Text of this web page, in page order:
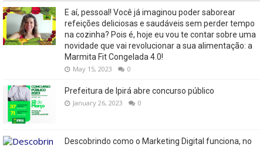
E aí, pessoal! Você já imaginou poder saborear
refeições deliciosas e saudáveis ​​sem perder tempo
na cozinha? Pois é, hoje eu vou te contar sobre uma
novidade que vai revolucionar a sua alimentação: a
Marmita Fit Congelada 4.0!
May 15, 2023 0
Prefeitura de Ipirá abre concurso público
January 26, 2023 0
Descobrindo como o Marketing Digital funciona, no